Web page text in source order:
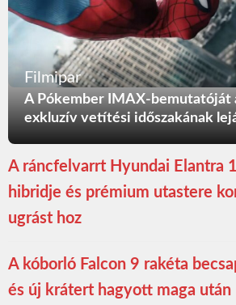
Filmipar
A Pókember IMAX-bemutatóját
exkluzív vetítési időszakának
A ráncfelvarrt Hyundai Elantra
hibridje és prémium utastere
ugrást hoz
A kóborló Falcon 9 rakéta
és új krátert hagyott maga után